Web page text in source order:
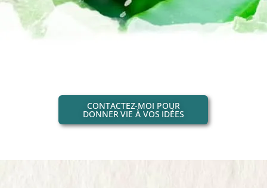
CONTACTEZ-MOI POUR
DONNER VIE À VOS IDÉES